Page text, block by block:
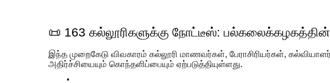
📜 163 கல்லூரிகளுக்கு நோட்டீஸ்:
இந்த முறைகேடு விவகாரம் கல்லூரி மாணவர்கள், பேராசிரியர்கள்,
அதிர்ச்சியையும் கொந்தளிப்பையும் ஏற்படுத்தியுள்ளது.